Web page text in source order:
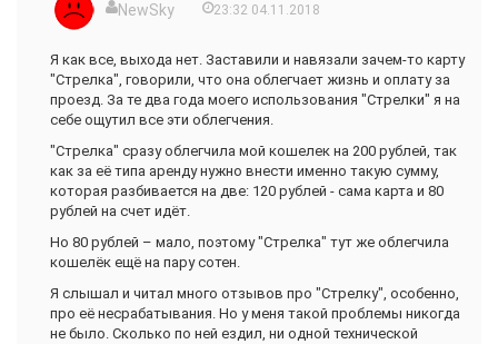
NewSky 23:32 04.11.2018
Я как все, выхода нет. Заставили и навязали зачем-то карту
"Стрелка", говорили, что она облегчает жизнь и оплату за
проезд. За те два года моего использования "Стрелки" я на
себе ощутил все эти облегчения.
"Стрелка" сразу облегчила мой кошелек на 200 рублей, так
как за её типа аренду нужно внести именно такую сумму,
которая разбивается на две: 120 рублей - сама карта и 80
рублей на счет идёт.
Но 80 рублей – мало, поэтому "Стрелка" тут же облегчила
кошелёк ещё на пару сотен.
Я слышал и читал много отзывов про "Стрелку", особенно,
про её несрабатывания. Но у меня такой проблемы никогда
не было. Сколько по ней ездил, ни одной технической